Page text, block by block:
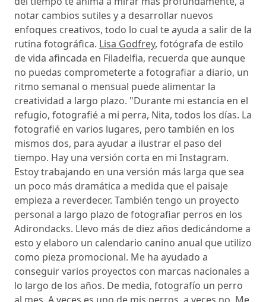
notar cambios sutiles y a desarrollar nuevos
enfoques creativos, todo lo cual te ayuda a salir de la
rutina fotográfica. Lisa Godfrey, fotógrafa de estilo
de vida afincada en Filadelfia, recuerda que aunque
no puedas comprometerte a fotografiar a diario, un
ritmo semanal o mensual puede alimentar la
creatividad a largo plazo. "Durante mi estancia en el
refugio, fotografié a mi perra, Nita, todos los días. La
fotografié en varios lugares, pero también en los
mismos dos, para ayudar a ilustrar el paso del
tiempo. Hay una versión corta en mi Instagram.
Estoy trabajando en una versión más larga que sea
un poco más dramática a medida que el paisaje
empieza a reverdecer. También tengo un proyecto
personal a largo plazo de fotografiar perros en los
Adirondacks. Llevo más de diez años dedicándome a
esto y elaboro un calendario canino anual que utilizo
como pieza promocional. Me ha ayudado a
conseguir varios proyectos con marcas nacionales a
lo largo de los años. De media, fotografío un perro